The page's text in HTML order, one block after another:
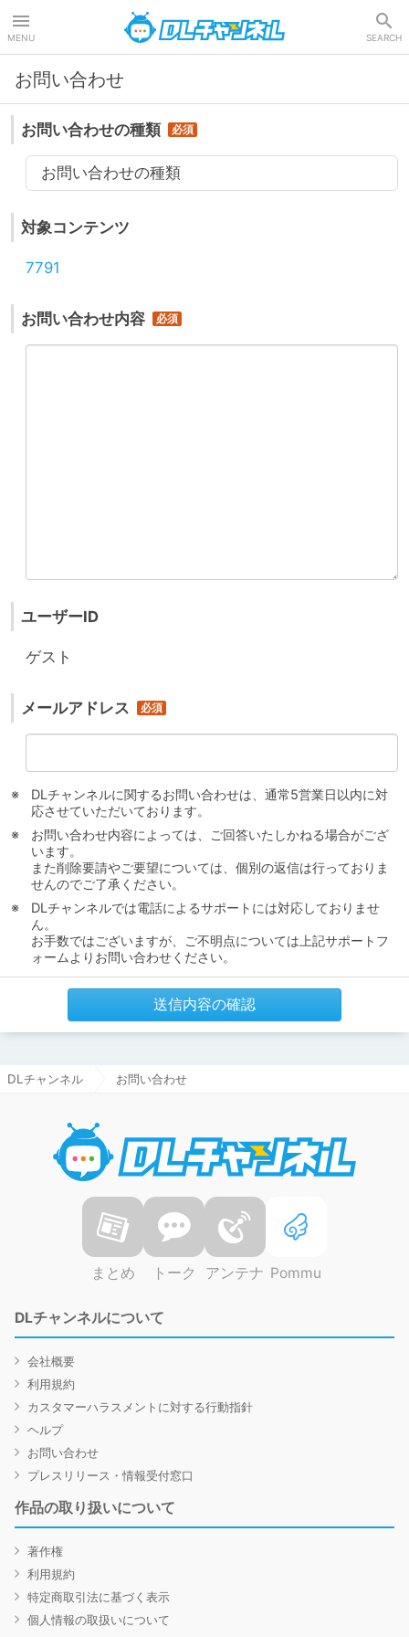
MENU SEARCH
お問い合わせ
お問い合わせの種類
お問い合わせの種類
対象コンテンツ
7791
お問い合わせ内容
ユーザーID
ゲスト
メールアドレス
DLチャンネルに関するお問い合わせは、通常5営業日以内に対
応させていただいております。
お問い合わせ内容によっては、ご回答いたしかねる場合がござ
います。
また削除要請やご要望については、個別の返信は行っておりま
せんのでご了承ください。
DLチャンネルでは電話によるサポートには対応しておりませ
ん。
お手数ではございますが、ご不明点については上記サポートフ
ォームよりお問い合わせください。
送信内容の確認
DLチャンネル お問い合わせ
まとめ トーク アンテナ Pommu
DLチャンネルについて
会社概要
利用規約
カスタマーハラスメントに対する行動指針
ヘルプ
お問い合わせ
プレスリリース・情報受付窓口
作品の取り扱いについて
著作権
利用規約
特定商取引法に基づく表示
個人情報の取扱いについて